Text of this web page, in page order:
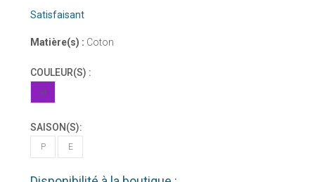
Satisfaisant
Matière(s) : Coton
COULEUR(S) :
VI
SAISON(S):
P E